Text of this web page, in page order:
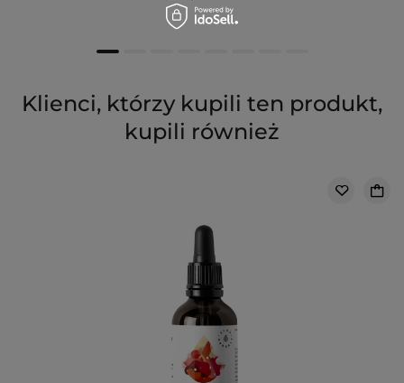
Klienci, którzy kupili ten produkt,
kupili również